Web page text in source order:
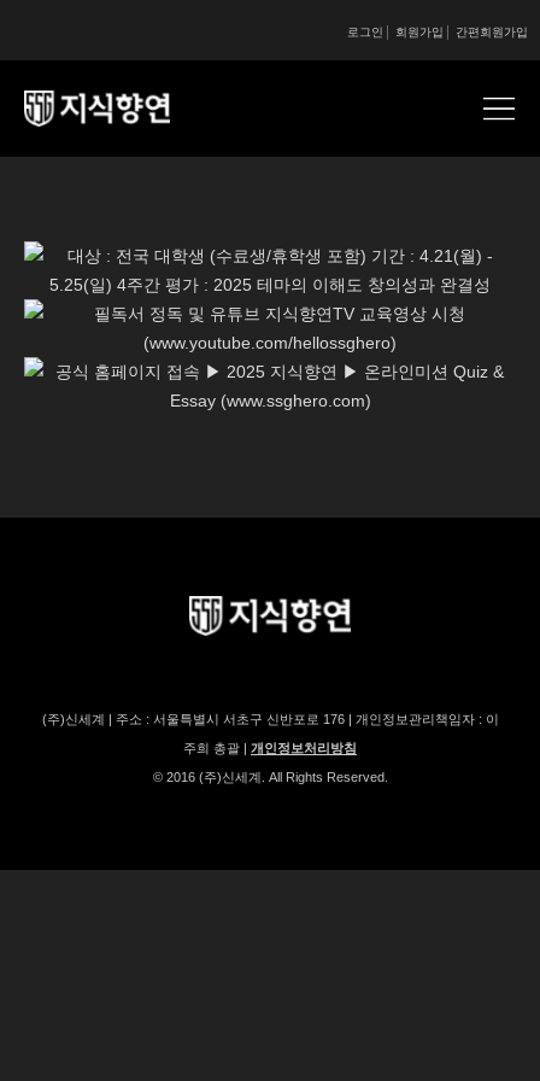
간편회원가입
회원가입
로그인
(주)신세계 | 주소 : 서울특별시 서초구 신반포로 176 | 개인정보관리책임자 : 이
주희 총괄 | 개인정보처리방침